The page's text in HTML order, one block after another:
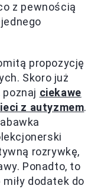
z pewnością
propozycję
Skoro już
ciekawe
z autyzmem.
rozrywkę,
Ponadto, to
dodatek do